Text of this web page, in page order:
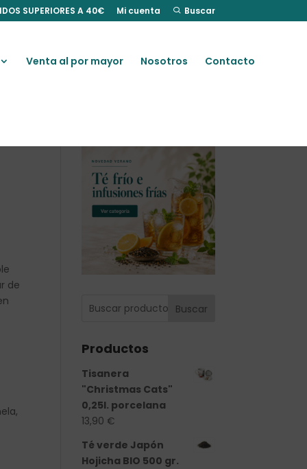
SUPERIORES A 40€ Mi cuenta Buscar
Venta al por mayor Nosotros Contacto
de
Buscar
Productos
Tisanera
"Christmas Cats"
0,25l. porcelana
13,90 €
Té verde Japón
Hojicha BIO 500 gr.